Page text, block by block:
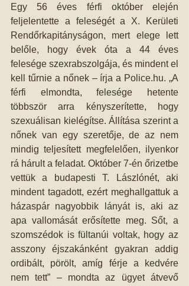
Egy 56 éves férfi október elején
feljelentette a feleségét a X. Kerületi
Rendőrkapitányságon, mert elege lett
belőle, hogy évek óta a 44 éves
felesége szexrabszolgája, és mindent el
kell tűrnie a nőnek – írja a Police.hu. „A
férfi elmondta, felesége hetente
többször arra kényszerítette, hogy
szexuálisan kielégítse. Állítása szerint a
nőnek van egy szeretője, de az nem
mindig teljesített megfelelően, ilyenkor
rá hárult a feladat. Október 7-én őrizetbe
vettük a budapesti T. Lászlónét, aki
mindent tagadott, ezért meghallgattuk a
házaspár nagyobbik lányát is, aki az
apa vallomását erősítette meg. Sőt, a
szomszédok is fültanúi voltak, hogy az
asszony éjszakánként gyakran addig
ordibált, pörölt, amíg férje a kedvére
nem tett” – mondta az ügyet átvevő